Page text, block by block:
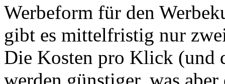
Werbeform für den
gibt es mittelfristig nur
Die Kosten pro Klick (und
werden günstiger, was